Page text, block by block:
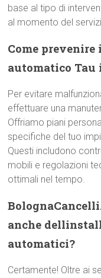
base al tipo di
al momento del
Come
automatico
Per evitare
effettuare una
Offriamo piani
specifiche del tuo
Questi includono
mobili e regolazioni
ottimali nel tempo.
anche
automatici?
Certamente! Oltre ai